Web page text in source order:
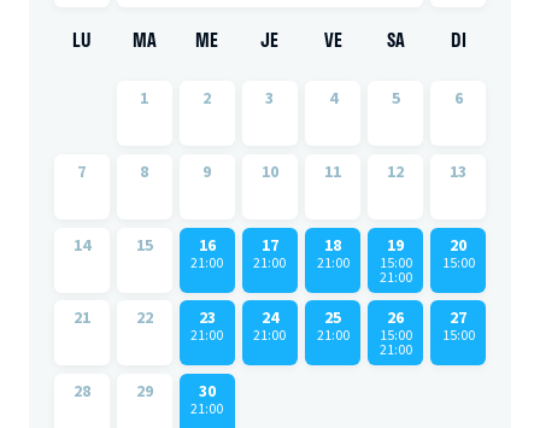
LU MA ME JE VE SA DI
1 2 3 4 5 6
7 8 9 10 11 12 13
14 15 16
21:00
17
21:00
18
21:00
19
15:00
21:00
20
15:00
21 22 23
21:00
24
21:00
25
21:00
26
15:00
21:00
27
15:00
28 29 30
21:00